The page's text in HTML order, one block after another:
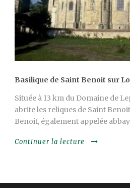
Basilique de Saint Benoit sur
Située à 13 km du Domaine de
abrite les reliques de Saint
Benoit, également appelée
Continuer la lecture